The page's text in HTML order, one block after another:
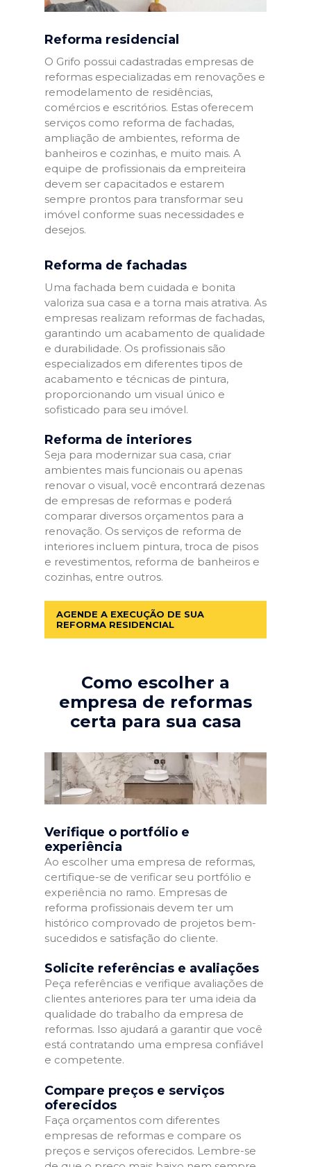
Reforma residencial
O Grifo possui cadastradas empresas de
reformas especializadas em renovações e
remodelamento de residências,
comércios e escritórios. Estas oferecem
serviços como reforma de fachadas,
ampliação de ambientes, reforma de
banheiros e cozinhas, e muito mais. A
equipe de profissionais da empreiteira
devem ser capacitados e estarem
sempre prontos para transformar seu
imóvel conforme suas necessidades e
desejos.
Reforma de fachadas
Uma fachada bem cuidada e bonita
valoriza sua casa e a torna mais atrativa. As
empresas realizam reformas de fachadas,
garantindo um acabamento de qualidade
e durabilidade. Os profissionais são
especializados em diferentes tipos de
acabamento e técnicas de pintura,
proporcionando um visual único e
sofisticado para seu imóvel.
Reforma de interiores
Seja para modernizar sua casa, criar
ambientes mais funcionais ou apenas
renovar o visual, você encontrará dezenas
de empresas de reformas e poderá
comparar diversos orçamentos para a
renovação. Os serviços de reforma de
interiores incluem pintura, troca de pisos
e revestimentos, reforma de banheiros e
cozinhas, entre outros.
AGENDE A EXECUÇÃO DE SUA
REFORMA RESIDENCIAL
Como escolher a
empresa de reformas
certa para sua casa
Verifique o portfólio e
experiência
Ao escolher uma empresa de reformas,
certifique-se de verificar seu portfólio e
experiência no ramo. Empresas de
reforma profissionais devem ter um
histórico comprovado de projetos bem-
sucedidos e satisfação do cliente.
Solicite referências e avaliações
Peça referências e verifique avaliações de
clientes anteriores para ter uma ideia da
qualidade do trabalho da empresa de
reformas. Isso ajudará a garantir que você
está contratando uma empresa confiável
e competente.
Compare preços e serviços
oferecidos
Faça orçamentos com diferentes
empresas de reformas e compare os
preços e serviços oferecidos. Lembre-se